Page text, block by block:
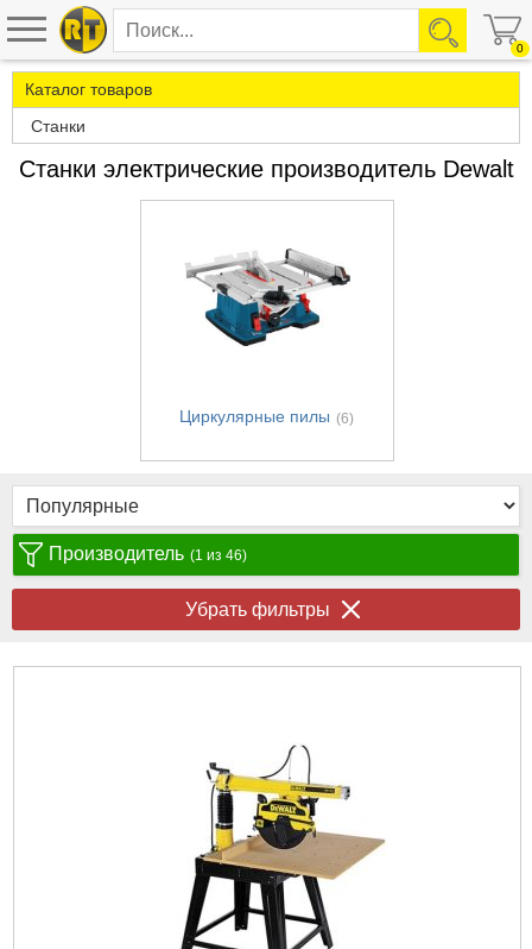
0
Каталог товаров
Станки
Станки электрические производитель Dewalt
Циркулярные пилы (6)
Производитель (1 из 46)
Убрать фильтры